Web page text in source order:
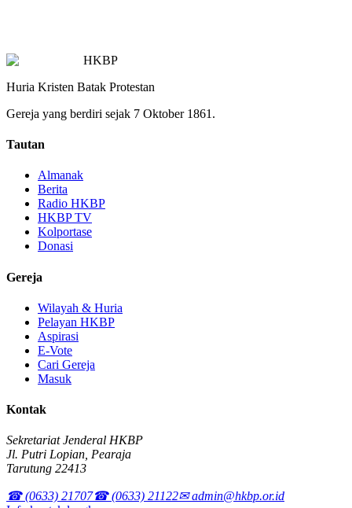
HKBP
Huria Kristen Batak Protestan
Gereja yang berdiri sejak 7 Oktober 1861.
Tautan
Almanak
Berita
Radio HKBP
HKBP TV
Kolportase
Donasi
Gereja
Wilayah & Huria
Pelayan HKBP
Aspirasi
E-Vote
Cari Gereja
Masuk
Kontak
Sekretariat Jenderal HKBP
Jl. Putri Lopian, Pearaja
Tarutung 22413
☎ (0633) 21707☎ (0633) 21122✉ admin@hkbp.or.id